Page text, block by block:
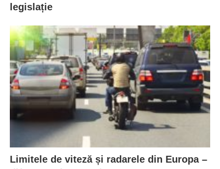
legislație
Limitele de viteză și radarele din Europa –